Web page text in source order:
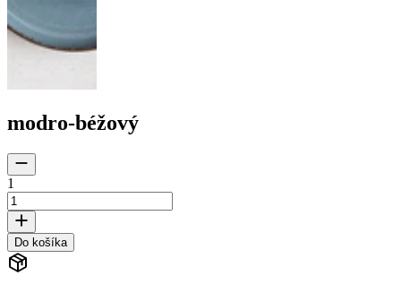
modro-béžový
1
Do košíka